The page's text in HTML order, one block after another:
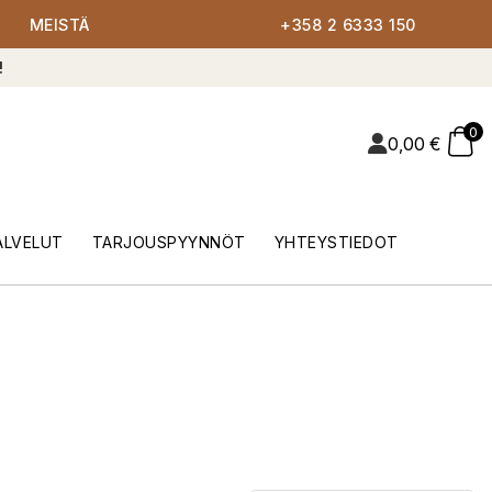
MEISTÄ +358 2 6333 150
0,00 €
0
TARJOUSPYYNNÖT YHTEYSTIEDOT